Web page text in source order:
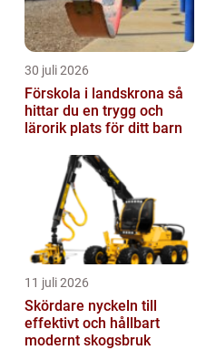
30 juli 2026
Förskola i landskrona så
hittar du en trygg och
lärorik plats för ditt barn
11 juli 2026
Skördare nyckeln till
effektivt och hållbart
modernt skogsbruk